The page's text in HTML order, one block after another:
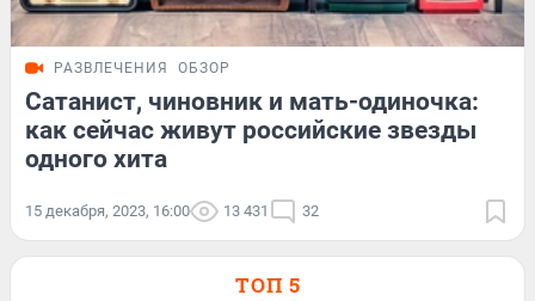
РАЗВЛЕЧЕНИЯ ОБЗОР
Сатанист, чиновник и мать-одиночка:
как сейчас живут российские звезды
одного хита
15 декабря, 2023, 16:00 13 431 32
ТОП 5